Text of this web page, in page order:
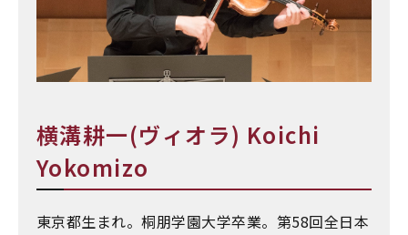
横溝耕一(ヴィオラ) Koichi
Yokomizo
東京都生まれ。桐朋学園大学卒業。第58回全日本